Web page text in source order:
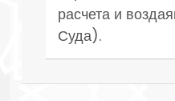
расчета и
Суда).